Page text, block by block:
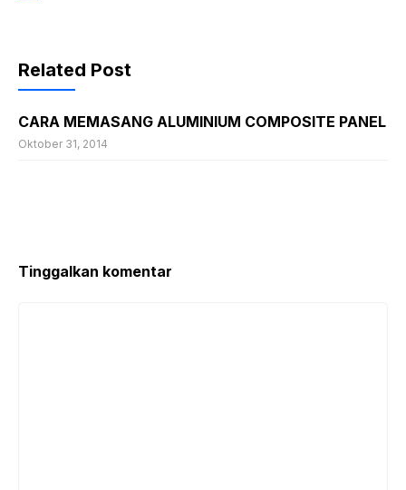
Related Post
CARA MEMASANG ALUMINIUM COMPOSITE PANEL
Oktober 31, 2014
Tinggalkan komentar